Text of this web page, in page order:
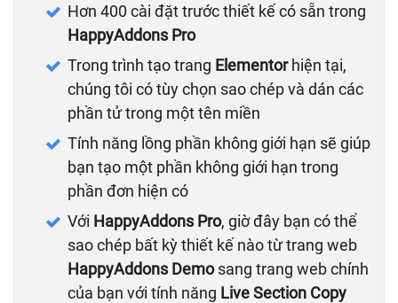
Hơn 400 cài đặt trước thiết kế có sẵn trong
HappyAddons Pro
Trong trình tạo trang Elementorhiện tại,
chúng tôi có tùy chọn sao chép và dán các
phần tử trong một tên miền
Tính năng lồng phần không giới hạn sẽ giúp
bạn tạo một phần không giới hạn trong
phần đơn hiện có
Với HappyAddons Pro, giờ đây bạn có thể
sao chép bất kỳ thiết kế nào từ trang web
HappyAddons Demosang trang web chính
của bạn với tính năng Live Section Copy